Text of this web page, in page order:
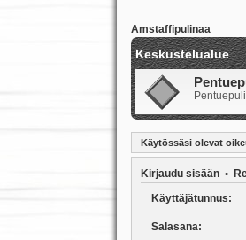
Amstaffipulinaa
Keskustelualue
Käytössäsi olevat
Kirjaudu sisään•
Käyttäjätunnus:
Salasana: